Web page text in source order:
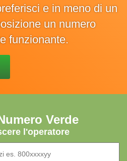
e in meno di un
un numero
funzionante.
Verde
l'operatore